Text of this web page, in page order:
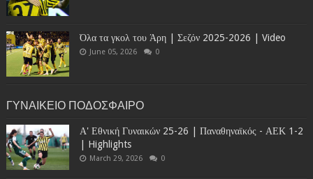
Όλα τα γκολ του Άρη | Σεζόν 2025-2026 | Video
June 05, 2026 0
ΓΥΝΑΙΚΕΙΟ ΠΟΔΟΣΦΑΙΡΟ
Α' Εθνική Γυναικών 25-26 | Παναθηναϊκός - ΑΕΚ 1-2
| Highlights
March 29, 2026 0